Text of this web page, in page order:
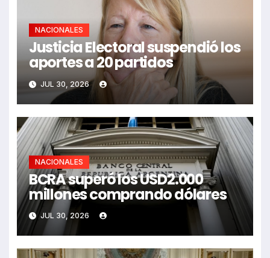
NACIONALES
Justicia Electoral suspendió los
aportes a 20 partidos
JUL 30, 2026
NACIONALES
BCRA superó los USD2.000
millones comprando dólares
JUL 30, 2026